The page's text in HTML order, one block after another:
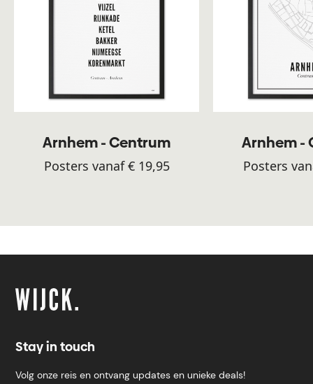
Arnhem - Centrum
Posters vanaf € 19,95
Arnhem -
Posters
Stay in touch
Volg onze reis en ontvang updates en unieke deals!